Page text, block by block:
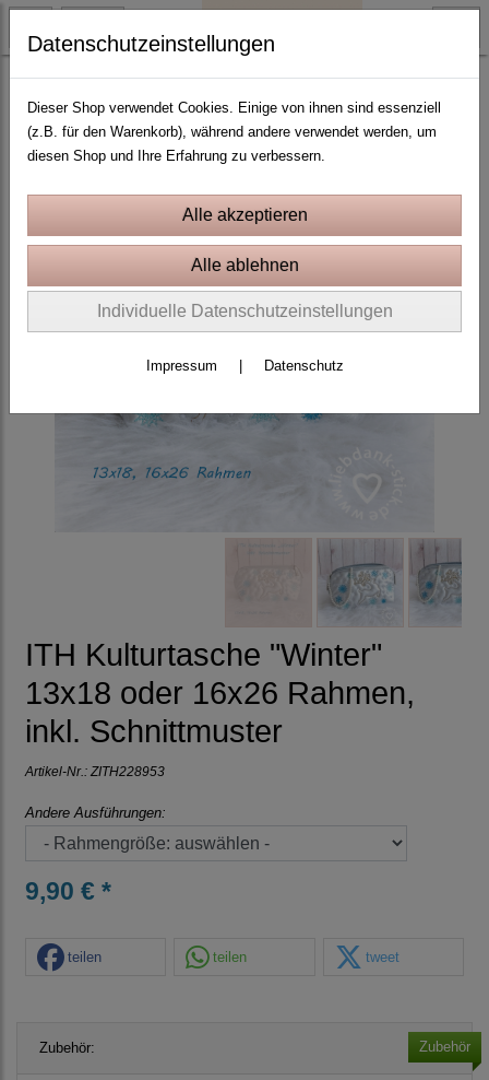
ITH Stickprojekte In the Hoop
ITH Kulturtasche "Winter"
13x18 oder 16x26 Rahmen,
inkl. Schnittmuster
Artikel-Nr.: ZITH228953
Andere Ausführungen:
9,90 € *
teilen teilen tweet
Zubehör: Zubehör
Datenschutzeinstellungen
Dieser Shop verwendet Cookies. Einige von ihnen sind essenziell
(z.B. für den Warenkorb), während andere verwendet werden, um
diesen Shop und Ihre Erfahrung zu verbessern.
Individuelle Datenschutzeinstellungen
Impressum Datenschutz